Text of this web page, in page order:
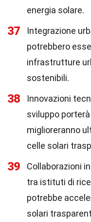
energia solare.
37
Integrazione
potrebbero
infrastrutture
sostenibili.
38
Innovazioni
sviluppo
miglioreranno
celle solari
39
Collaborazioni
tra istituti di
potrebbe
solari